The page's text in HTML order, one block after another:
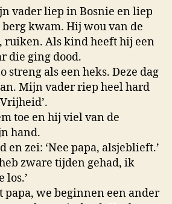
vader liep in Bosnie en liep
kwam. Hij wou van de
ruiken. Als kind heeft hij een
die ging dood.
streng als een heks. Deze dag
Mijn vader riep heel hard
toe en hij viel van de
hand.
en zei: ‘Nee papa, alsjeblieft.’
zware tijden gehad, ik
los.’
papa, we beginnen een ander